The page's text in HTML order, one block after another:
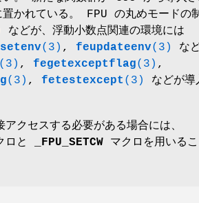
置かれている。 FPU の丸めモードの
などが、浮動小数点関連の環境には
(3) , feupdateenv(3)
な
(3) , fegetexceptflag(3) ,
(3) , fetestexcept (3)
などが導
クセスする必要がある場合には、
ロと _FPU_SETCW マクロを用いる